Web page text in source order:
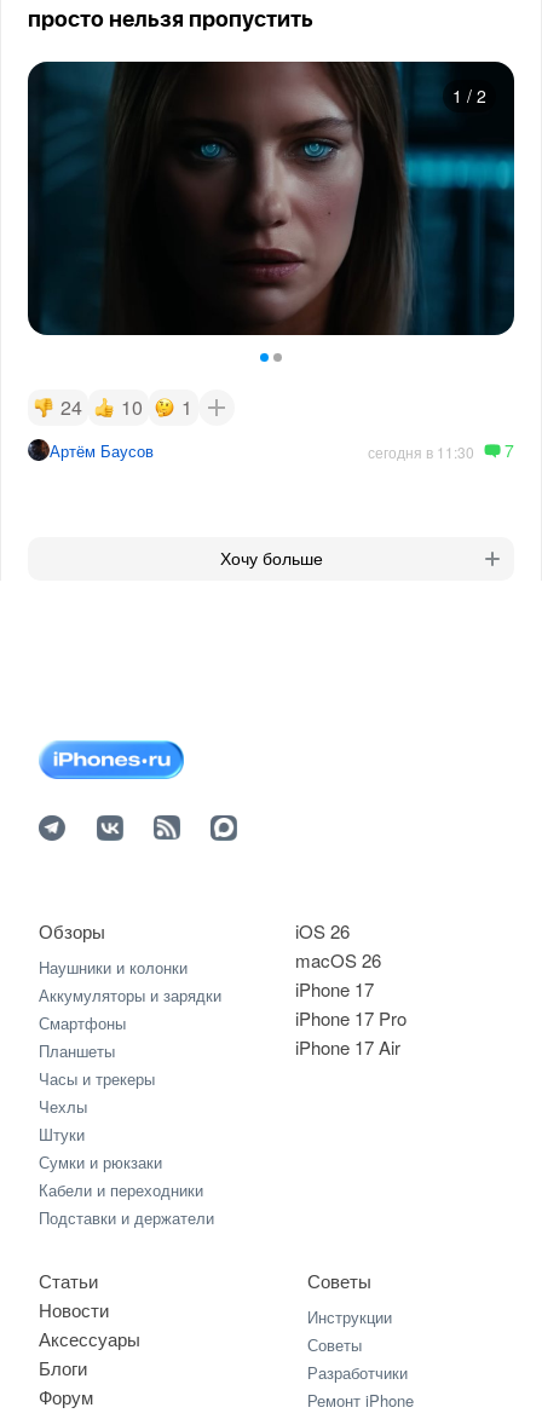
просто нельзя пропустить
1 / 2
24 10 1
Артём Баусов сегодня в 11:30 7
Хочу больше
iOS 26
macOS 26
iPhone 17
iPhone 17 Pro
iPhone 17 Air
Обзоры
Наушники и колонки
Аккумуляторы и зарядки
Смартфоны
Планшеты
Часы и трекеры
Чехлы
Штуки
Сумки и рюкзаки
Кабели и переходники
Подставки и держатели
Статьи
Новости
Аксессуары
Блоги
Форум
Советы
Инструкции
Советы
Разработчики
Ремонт iPhone